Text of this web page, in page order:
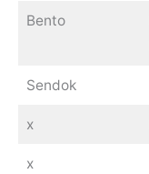
Bento
Sendok
x
x